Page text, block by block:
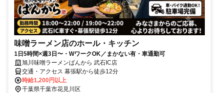
味噌ラーメン店のホール・キッチン
1日5時間×週3日〜・WワークOK／まかない有・車通勤可
旭川味噌ラーメンばんから 武石IC店
交通・アクセス 幕張駅から徒歩12分
時給1,200円以上
千葉県千葉市花見川区